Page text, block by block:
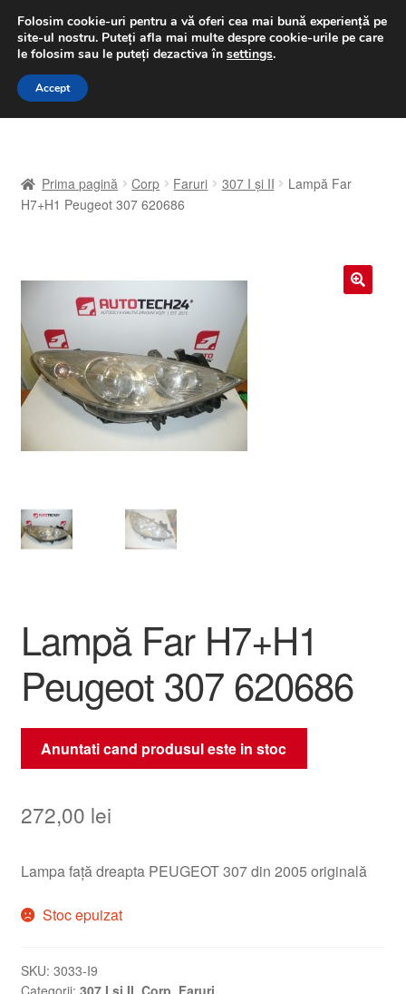
LIVRARE de la 33 lei
luni-vineri 9 a.m. - 4 p.m.031 229 6816
Sari
Sari
A lua legatura
Despre noi
Finalizare comandă
Plângere
Politică de confidențialitate
Procedura de reclamație
Termeni si conditii
Prima pagină Corp Faruri 307 I și II
Lampă Far
H7+H1 Peugeot 307 620686
Lampă Far H7+H1
Peugeot 307 620686
Anuntati cand produsul este in stoc
272,00 lei
Lampa față dreapta PEUGEOT 307 din 2005 originală
Stoc epuizat
SKU: 3033-I9
Folosim cookie-uri pentru a vă oferi cea mai bună experiență pe
site-ul nostru. Puteți afla mai multe despre cookie-urile pe care
le folosim sau le puteți dezactiva în settings.
Accept